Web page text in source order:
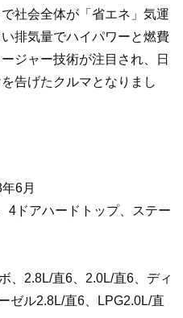
社会全体が「省エネ」気運
排気量でハイパワーと燃費
ジャー技術が注目され、日
告げたクルマとなりまし
6月
4ドアハードトップ、ステー
、2.8L/直6、2.0L/直6、ディ
ゼル2.8L/直6、LPG2.0L/直